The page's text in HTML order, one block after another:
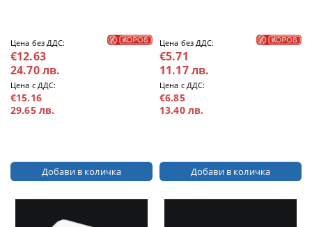
Цена без ДДС:
€12.63
24.70 лв.
Цена с ДДС:
€15.16
29.65 лв.
Цена без ДДС:
€5.71
11.17 лв.
Цена с ДДС:
€6.85
13.40 лв.